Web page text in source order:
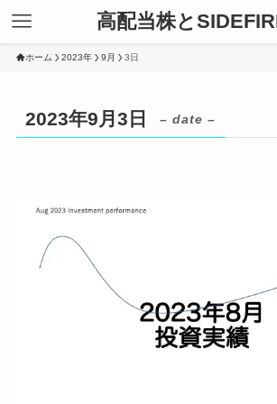
高配当株と
ホーム 2023年 9月 3日
2023年9月3日 – date –